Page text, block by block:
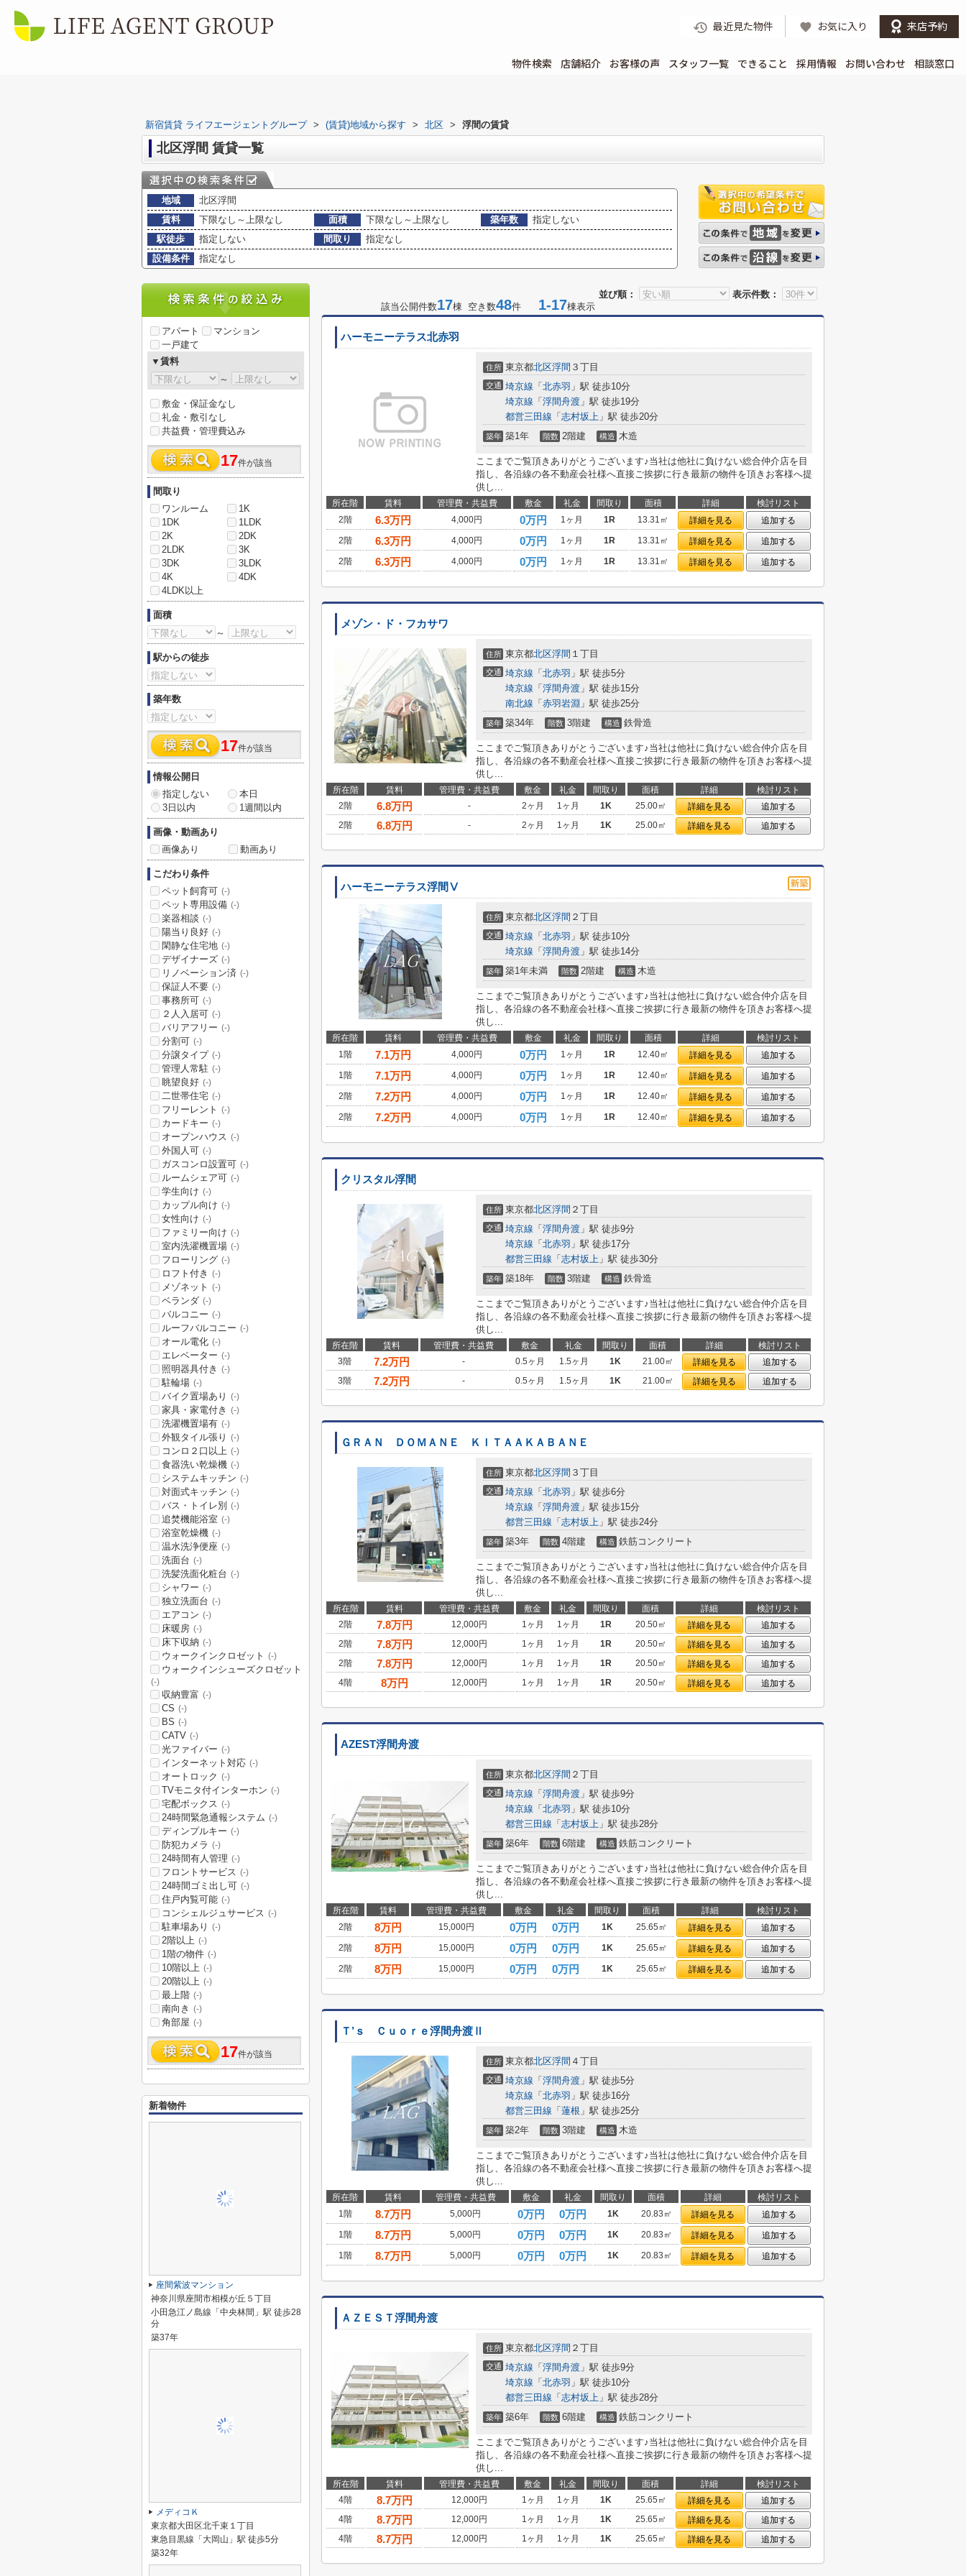
最近見た物件 お気に入り 来店予約
物件検索 店舗紹介 お客様の声 スタッフ一覧 できること 採用情報 お問い合わせ 相談窓口
新宿賃貸 ライフエージェントグループ > (賃貸)地域から探す > 北区 > 浮間の賃貸
北区浮間 賃貸一覧
地域
北区浮間
賃料
下限なし～上限なし 面積 下限なし～上限なし 築年数
指定しない
駅徒歩
指定しない 間取り
指定なし
設備条件
指定なし
並び順：
表示件数：
該当公開件数17棟 空き数48件 1-17棟表示
ハーモニーテラス北赤羽
住所 東京都北区浮間 ３丁目
交通 埼京線 「 北赤羽 」駅 徒歩10分
埼京線 「 浮間舟渡 」駅 徒歩19分
都営三田線 「 志村坂上 」駅 徒歩20分
築年 築1年 階数 2階建 構造 木造
ここまでご覧頂きありがとうございます♪当社は他社に負けない総合仲介店を目
指し、各沿線の各不動産会社様へ直接ご挨拶に行き最新の物件を頂きお客様へ提
供し...
所在階 賃料 管理費・共益費 敷金 礼金 間取り 面積 詳細
検討リスト
2階
6.3万円 4,000円 0万円 1ヶ月 1R 13.31㎡ 詳細を見る
追加する
2階
6.3万円 4,000円 0万円 1ヶ月 1R 13.31㎡ 詳細を見る
追加する
2階
6.3万円 4,000円 0万円 1ヶ月 1R 13.31㎡ 詳細を見る 追加する
メゾン・ド・フカサワ
住所 東京都北区浮間 １丁目
交通 埼京線 「 北赤羽 」駅 徒歩5分
埼京線 「 浮間舟渡 」駅 徒歩15分
南北線 「 赤羽岩淵 」駅 徒歩25分
築年 築34年 階数 3階建 構造 鉄骨造
ここまでご覧頂きありがとうございます♪当社は他社に負けない総合仲介店を目
指し、各沿線の各不動産会社様へ直接ご挨拶に行き最新の物件を頂きお客様へ提
供し...
所在階 賃料 管理費・共益費 敷金 礼金 間取り 面積 詳細
検討リスト
2階
6.8万円 - 2ヶ月 1ヶ月 1K 25.00㎡ 詳細を見る
追加する
2階
6.8万円 - 2ヶ月 1ヶ月 1K 25.00㎡ 詳細を見る 追加する
ハーモニーテラス浮間Ⅴ
住所 東京都北区浮間 ２丁目
交通 埼京線 「 北赤羽 」駅 徒歩10分
埼京線 「 浮間舟渡 」駅 徒歩14分
築年 築1年未満 階数 2階建 構造 木造
ここまでご覧頂きありがとうございます♪当社は他社に負けない総合仲介店を目
指し、各沿線の各不動産会社様へ直接ご挨拶に行き最新の物件を頂きお客様へ提
供し...
所在階 賃料 管理費・共益費 敷金 礼金 間取り 面積 詳細
検討リスト
1階
7.1万円 4,000円 0万円 1ヶ月 1R 12.40㎡ 詳細を見る
追加する
1階
7.1万円 4,000円 0万円 1ヶ月 1R 12.40㎡ 詳細を見る
追加する
2階
7.2万円 4,000円 0万円 1ヶ月 1R 12.40㎡ 詳細を見る
追加する
2階
7.2万円 4,000円 0万円 1ヶ月 1R 12.40㎡ 詳細を見る 追加する
クリスタル浮間
住所 東京都北区浮間 ２丁目
交通 埼京線 「 浮間舟渡 」駅 徒歩9分
埼京線 「 北赤羽 」駅 徒歩17分
都営三田線 「 志村坂上 」駅 徒歩30分
築年 築18年 階数 3階建 構造 鉄骨造
ここまでご覧頂きありがとうございます♪当社は他社に負けない総合仲介店を目
指し、各沿線の各不動産会社様へ直接ご挨拶に行き最新の物件を頂きお客様へ提
供し...
所在階 賃料 管理費・共益費 敷金 礼金 間取り 面積 詳細
検討リスト
3階
7.2万円 - 0.5ヶ月 1.5ヶ月 1K 21.00㎡ 詳細を見る
追加する
3階
7.2万円 - 0.5ヶ月 1.5ヶ月 1K 21.00㎡ 詳細を見る 追加する
ＧＲＡＮ ＤＯＭＡＮＥ ＫＩＴＡＡＫＡＢＡＮＥ
住所 東京都北区浮間 ３丁目
交通 埼京線 「 北赤羽 」駅 徒歩6分
埼京線 「 浮間舟渡 」駅 徒歩15分
都営三田線 「 志村坂上 」駅 徒歩24分
築年 築3年 階数 4階建 構造 鉄筋コンクリート
ここまでご覧頂きありがとうございます♪当社は他社に負けない総合仲介店を目
指し、各沿線の各不動産会社様へ直接ご挨拶に行き最新の物件を頂きお客様へ提
供し...
所在階 賃料 管理費・共益費 敷金 礼金 間取り 面積 詳細
検討リスト
2階
7.8万円 12,000円 1ヶ月 1ヶ月 1R 20.50㎡ 詳細を見る
追加する
2階
7.8万円 12,000円 1ヶ月 1ヶ月 1R 20.50㎡ 詳細を見る
追加する
2階
7.8万円 12,000円 1ヶ月 1ヶ月 1R 20.50㎡ 詳細を見る
追加する
4階
8万円 12,000円 1ヶ月 1ヶ月 1R 20.50㎡ 詳細を見る 追加する
AZEST浮間舟渡
住所 東京都北区浮間 ２丁目
交通 埼京線 「 浮間舟渡 」駅 徒歩9分
埼京線 「 北赤羽 」駅 徒歩10分
都営三田線 「 志村坂上 」駅 徒歩28分
築年 築6年 階数 6階建 構造 鉄筋コンクリート
ここまでご覧頂きありがとうございます♪当社は他社に負けない総合仲介店を目
指し、各沿線の各不動産会社様へ直接ご挨拶に行き最新の物件を頂きお客様へ提
供し...
所在階 賃料 管理費・共益費 敷金 礼金 間取り 面積 詳細
検討リスト
2階
8万円 15,000円 0万円 0万円 1K 25.65㎡ 詳細を見る
追加する
2階
8万円 15,000円 0万円 0万円 1K 25.65㎡ 詳細を見る
追加する
2階
8万円 15,000円 0万円 0万円 1K 25.65㎡ 詳細を見る 追加する
Ｔ’ｓ Ｃｕｏｒｅ浮間舟渡Ⅱ
住所 東京都北区浮間 ４丁目
交通 埼京線 「 浮間舟渡 」駅 徒歩5分
埼京線 「 北赤羽 」駅 徒歩16分
都営三田線 「 蓮根 」駅 徒歩25分
築年 築2年 階数 3階建 構造 木造
ここまでご覧頂きありがとうございます♪当社は他社に負けない総合仲介店を目
指し、各沿線の各不動産会社様へ直接ご挨拶に行き最新の物件を頂きお客様へ提
供し...
所在階 賃料 管理費・共益費 敷金 礼金 間取り 面積 詳細
検討リスト
1階
8.7万円 5,000円 0万円 0万円 1K 20.83㎡ 詳細を見る
追加する
1階
8.7万円 5,000円 0万円 0万円 1K 20.83㎡ 詳細を見る
追加する
1階
8.7万円 5,000円 0万円 0万円 1K 20.83㎡ 詳細を見る 追加する
ＡＺＥＳＴ浮間舟渡
住所 東京都北区浮間 ２丁目
交通 埼京線 「 浮間舟渡 」駅 徒歩9分
埼京線 「 北赤羽 」駅 徒歩10分
都営三田線 「 志村坂上 」駅 徒歩28分
築年 築6年 階数 6階建 構造 鉄筋コンクリート
ここまでご覧頂きありがとうございます♪当社は他社に負けない総合仲介店を目
指し、各沿線の各不動産会社様へ直接ご挨拶に行き最新の物件を頂きお客様へ提
供し...
所在階 賃料 管理費・共益費 敷金 礼金 間取り 面積 詳細
検討リスト
4階
8.7万円 12,000円 1ヶ月 1ヶ月 1K 25.65㎡ 詳細を見る
追加する
4階
8.7万円 12,000円 1ヶ月 1ヶ月 1K 25.65㎡ 詳細を見る
追加する
4階
8.7万円 12,000円 1ヶ月 1ヶ月 1K 25.65㎡ 詳細を見る 追加する
アパート
マンション
一戸建て
▼賃料
～
敷金・保証金なし
礼金・敷引なし
共益費・管理費込み
17件が該当
間取り
ワンルーム
1K
1DK
1LDK
2K
2DK
2LDK
3K
3DK
3LDK
4K
4DK
4LDK以上
面積
～
駅からの徒歩
築年数
17件が該当
情報公開日
指定しない
本日
3日以内
1週間以内
画像・動画あり
画像あり
動画あり
こだわり条件
ペット飼育可 (-)
ペット専用設備 (-)
楽器相談 (-)
陽当り良好 (-)
閑静な住宅地 (-)
デザイナーズ (-)
リノベーション済 (-)
保証人不要 (-)
事務所可 (-)
２人入居可 (-)
バリアフリー (-)
分割可 (-)
分譲タイプ (-)
管理人常駐 (-)
眺望良好 (-)
二世帯住宅 (-)
フリーレント (-)
カードキー (-)
オープンハウス (-)
外国人可 (-)
ガスコンロ設置可 (-)
ルームシェア可 (-)
学生向け (-)
カップル向け (-)
女性向け (-)
ファミリー向け (-)
室内洗濯機置場 (-)
フローリング (-)
ロフト付き (-)
メゾネット (-)
ベランダ (-)
バルコニー (-)
ルーフバルコニー (-)
オール電化 (-)
エレベーター (-)
照明器具付き (-)
駐輪場 (-)
バイク置場あり (-)
家具・家電付き (-)
洗濯機置場有 (-)
外観タイル張り (-)
コンロ２口以上 (-)
食器洗い乾燥機 (-)
システムキッチン (-)
対面式キッチン (-)
バス・トイレ別 (-)
追焚機能浴室 (-)
浴室乾燥機 (-)
温水洗浄便座 (-)
洗面台 (-)
洗髪洗面化粧台 (-)
シャワー (-)
独立洗面台 (-)
エアコン (-)
床暖房 (-)
床下収納 (-)
ウォークインクロゼット (-)
ウォークインシューズクロゼット
(-)
収納豊富 (-)
CS (-)
BS (-)
CATV (-)
光ファイバー (-)
インターネット対応 (-)
オートロック (-)
TVモニタ付インターホン (-)
宅配ボックス (-)
24時間緊急通報システム (-)
ディンプルキー (-)
防犯カメラ (-)
24時間有人管理 (-)
フロントサービス (-)
24時間ゴミ出し可 (-)
住戸内覧可能 (-)
コンシェルジュサービス (-)
駐車場あり (-)
2階以上 (-)
1階の物件 (-)
10階以上 (-)
20階以上 (-)
最上階 (-)
南向き (-)
角部屋 (-)
17件が該当
新着物件
座間紫波マンション
神奈川県座間市相模が丘５丁目
小田急江ノ島線「中央林間」駅 徒歩28
分
築37年
メディコＫ
東京都大田区北千束１丁目
東急目黒線「大岡山」駅 徒歩5分
築32年